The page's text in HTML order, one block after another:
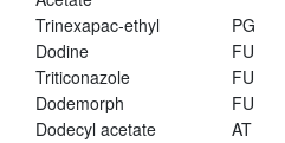
Trinexapac-ethyl PG
Dodine
FU
Triticonazole
FU
Dodemorph
FU
Dodecyl acetate
AT